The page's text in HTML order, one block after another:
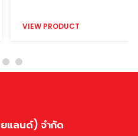
VIEW PRODUCT
แลนด์) จำกัด